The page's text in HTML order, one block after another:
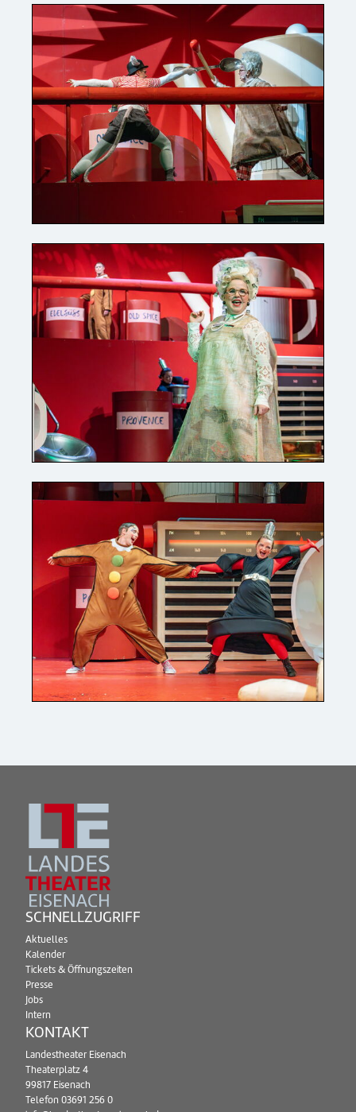
SCHNELLZUGRIFF
Aktuelles
Kalender
Tickets & Öffnungszeiten
Presse
Jobs
Intern
KONTAKT
Landestheater Eisenach
Theaterplatz 4
99817 Eisenach
Telefon 03691 256 0